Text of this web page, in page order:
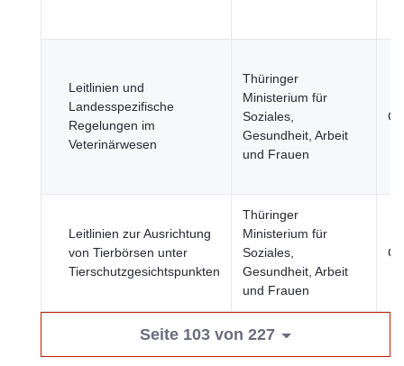
Leitlinien und
Landesspezifische
Regelungen im
Veterinärwesen
Thüringer
Ministerium für
Soziales,
Gesundheit, Arbeit
und Frauen
Leitlinien zur Ausrichtung
von Tierbörsen unter
Tierschutzgesichtspunkten
Thüringer
Ministerium für
Soziales,
Gesundheit, Arbeit
und Frauen
Seite 103 von 227